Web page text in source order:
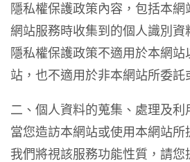
隱私權保護政策內容，包括本網
網站服務時收集到的個人識別資
隱私權保護政策不適用於本網站
站，也不適用於非本網站所委託
二、個人資料的蒐集、處理及利
當您造訪本網站或使用本網站所
我們將視該服務功能性質，請您